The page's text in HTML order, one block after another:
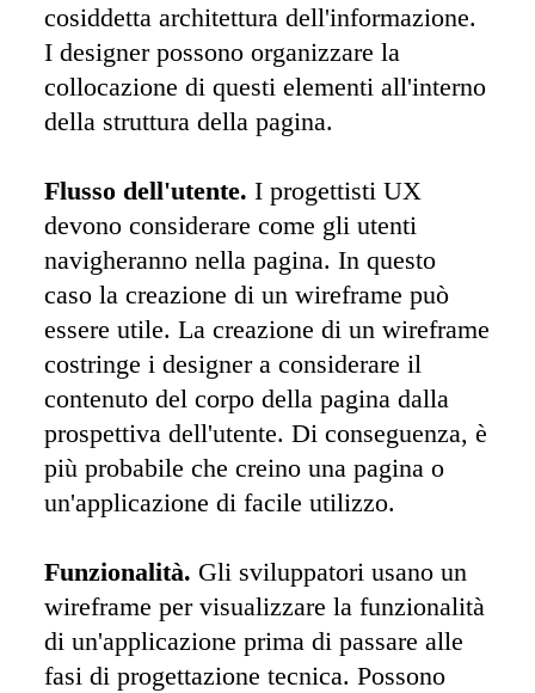
cosiddetta architettura dell'informazione.
I designer possono organizzare la
collocazione di questi elementi all'interno
della struttura della pagina.
Flusso dell'utente. I progettisti UX
devono considerare come gli utenti
navigheranno nella pagina. In questo
caso la creazione di un wireframe può
essere utile. La creazione di un wireframe
costringe i designer a considerare il
contenuto del corpo della pagina dalla
prospettiva dell'utente. Di conseguenza, è
più probabile che creino una pagina o
un'applicazione di facile utilizzo.
Funzionalità. Gli sviluppatori usano un
wireframe per visualizzare la funzionalità
di un'applicazione prima di passare alle
fasi di progettazione tecnica. Possono